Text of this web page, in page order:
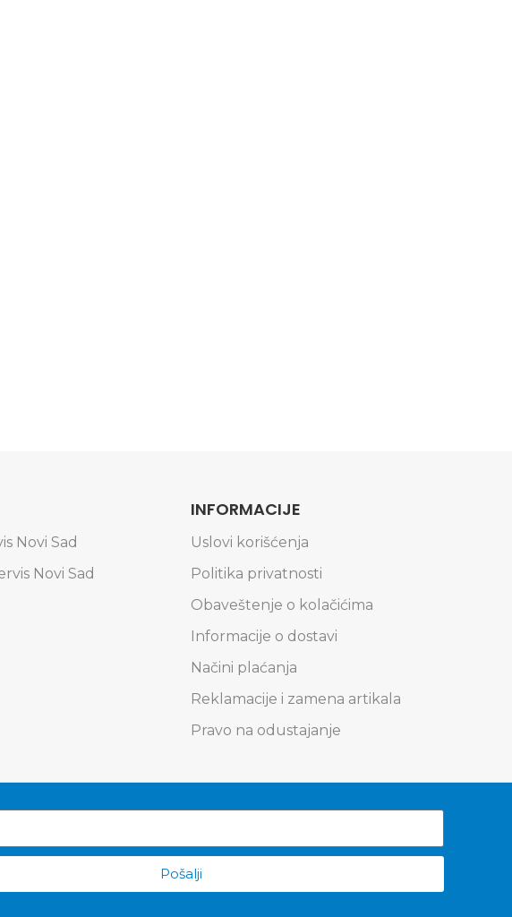
Novi Sad
Novi Sad
INFORMACIJE
Uslovi korišćenja
Politika privatnosti
Obaveštenje o kolačićima
Informacije o dostavi
Načini plaćanja
Reklamacije i zamena artikala
Pravo na odustajanje
Pošalji